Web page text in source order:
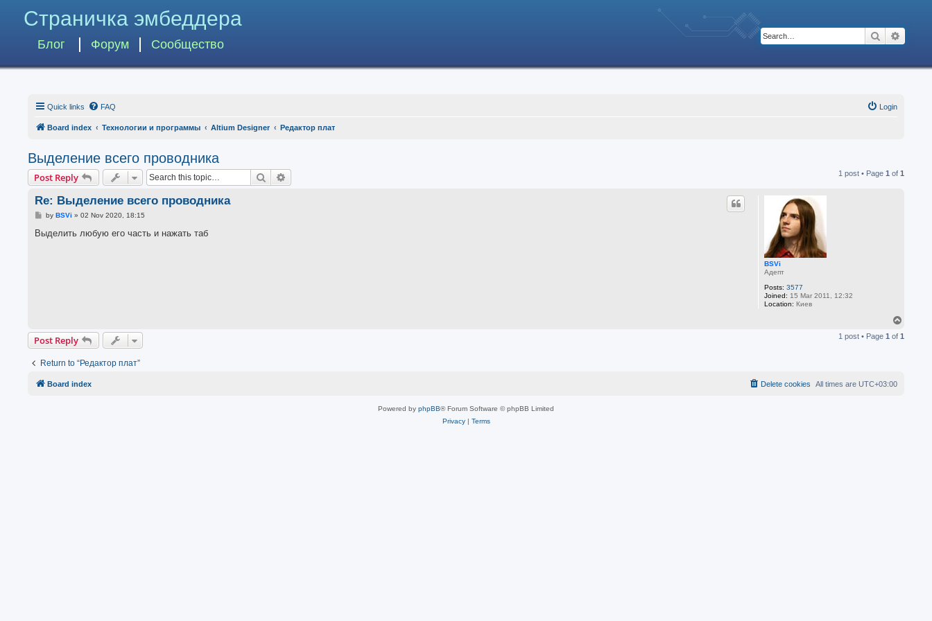
Страничка эмбеддера
Блог Форум Сообщество
Search
Quick links FAQ Login
Board index Технологии и программы Altium Designer Редактор плат
Выделение всего проводника
Post Reply Search 1 post • Page 1 of 1
BSVi
Адепт
Posts: 3577
Joined: 15 Mar 2011, 12:32
Location: Киев
Re: Выделение всего проводника
P
s
by BSVi » 02 Nov 2020, 18:15
Выделить любую его часть и нажать таб
p
Post Reply 1 post • Page 1 of 1
Return to “Редактор плат”
Board index All times are UTC+03:00
Delete cookies
Powered by phpBB® Forum Software © phpBB Limited
Privacy| Terms